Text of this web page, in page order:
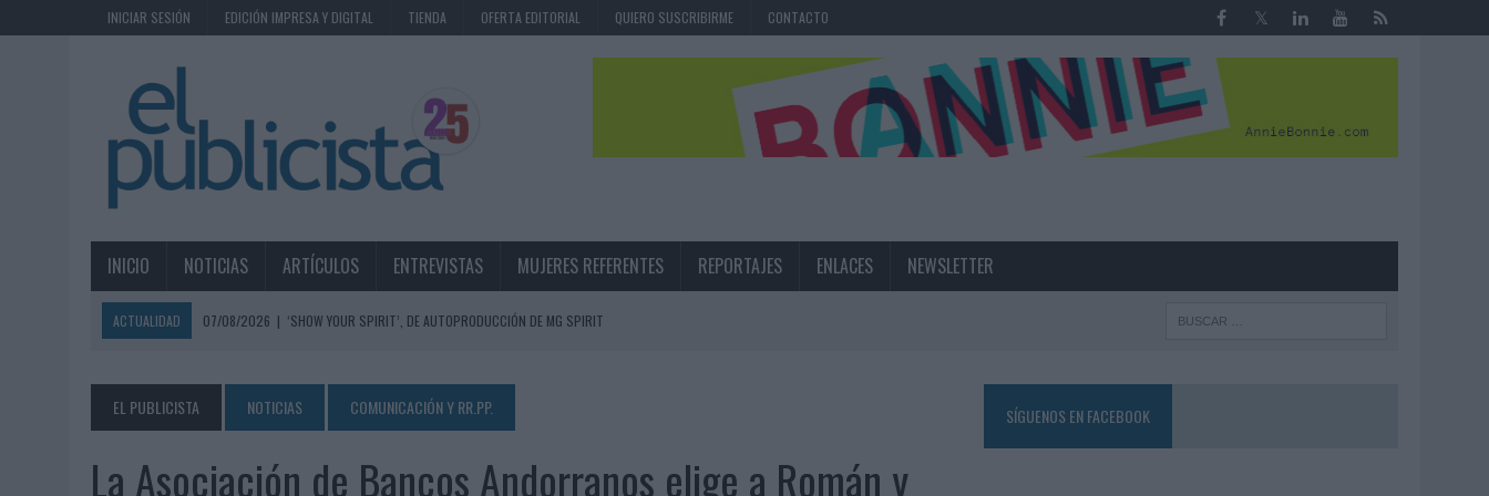
INICIAR SESIÓN EDICIÓN IMPRESA Y DIGITAL TIENDA OFERTA EDITORIAL QUIERO SUSCRIBIRME CONTACTO
INICIO NOTICIAS ARTÍCULOS ENTREVISTAS MUJERES REFERENTES REPORTAJES ENLACES NEWSLETTER
ACTUALIDAD 07/08/2026 | ‘SHOW YOUR SPIRIT’, DE AUTOPRODUCCIÓN DE MG SPIRIT
MAHOU REIVINDICA EL RITUAL DE LA CAÑA EN EL DÍA INTERNACIONAL DE LA CERVEZA
07/08/2026 | MG SPIRIT RELANZA SU MARCA CON UNA ESTRATEGIA 360º CENTRADA EN EL ORIGEN BARCELONÉS
07/08/2026
PATRÓN CONVIERTE EL NUEVO SINGLE DE ARÓN PIPER EN UNA EXPERIENCIA DE MARCA EN IBIZA
EL PUBLICISTA NOTICIAS COMUNICACIÓN Y RR.PP.
La Asociación de Bancos Andorranos elige a Román y
SÍGUENOS EN FACEBOOK